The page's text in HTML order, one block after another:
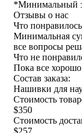
*Минимальный
Отзывы о нас
Что
Минимальная
все вопросы
Что не
Пока все хорошо
Состав заказа:
Нашивки для
Стоимость
$350
Стоимость
$257